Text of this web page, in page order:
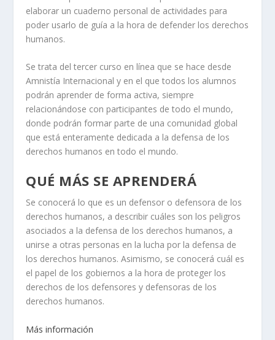
elaborar un cuaderno personal de actividades para
poder usarlo de guía a la hora de defender los derechos
humanos.
Se trata del tercer curso en línea que se hace desde
Amnistía Internacional y en el que todos los alumnos
podrán aprender de forma activa, siempre
relacionándose con participantes de todo el mundo,
donde podrán formar parte de una comunidad global
que está enteramente dedicada a la defensa de los
derechos humanos en todo el mundo.
QUÉ MÁS SE APRENDERÁ
Se conocerá lo que es un defensor o defensora de los
derechos humanos, a describir cuáles son los peligros
asociados a la defensa de los derechos humanos, a
unirse a otras personas en la lucha por la defensa de
los derechos humanos. Asimismo, se conocerá cuál es
el papel de los gobiernos a la hora de proteger los
derechos de los defensores y defensoras de los
derechos humanos.
Más información